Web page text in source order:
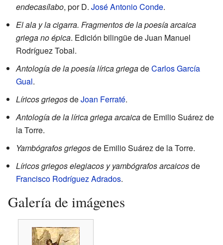
endecasílabo, por D. José Antonio Conde.
El ala y la cigarra. Fragmentos de la poesía arcaica
griega no épica. Edición bilingüe de Juan Manuel
Rodríguez Tobal.
Antología de la poesía lírica griegadeCarlos García
Gual.
Líricos griegosdeJoan Ferraté.
Antología de la lírica griega arcaicade Emilio Suárez de
la Torre.
Yambógrafos griegosde Emilio Suárez de la Torre.
Líricos griegos elegiacos y yambógrafos arcaicosde
Francisco Rodríguez Adrados.
Galería de imágenes